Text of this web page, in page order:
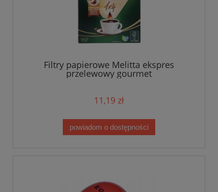
Filtry papierowe Melitta ekspres
przelewowy gourmet
11,19 zł
powiadom o dostępności